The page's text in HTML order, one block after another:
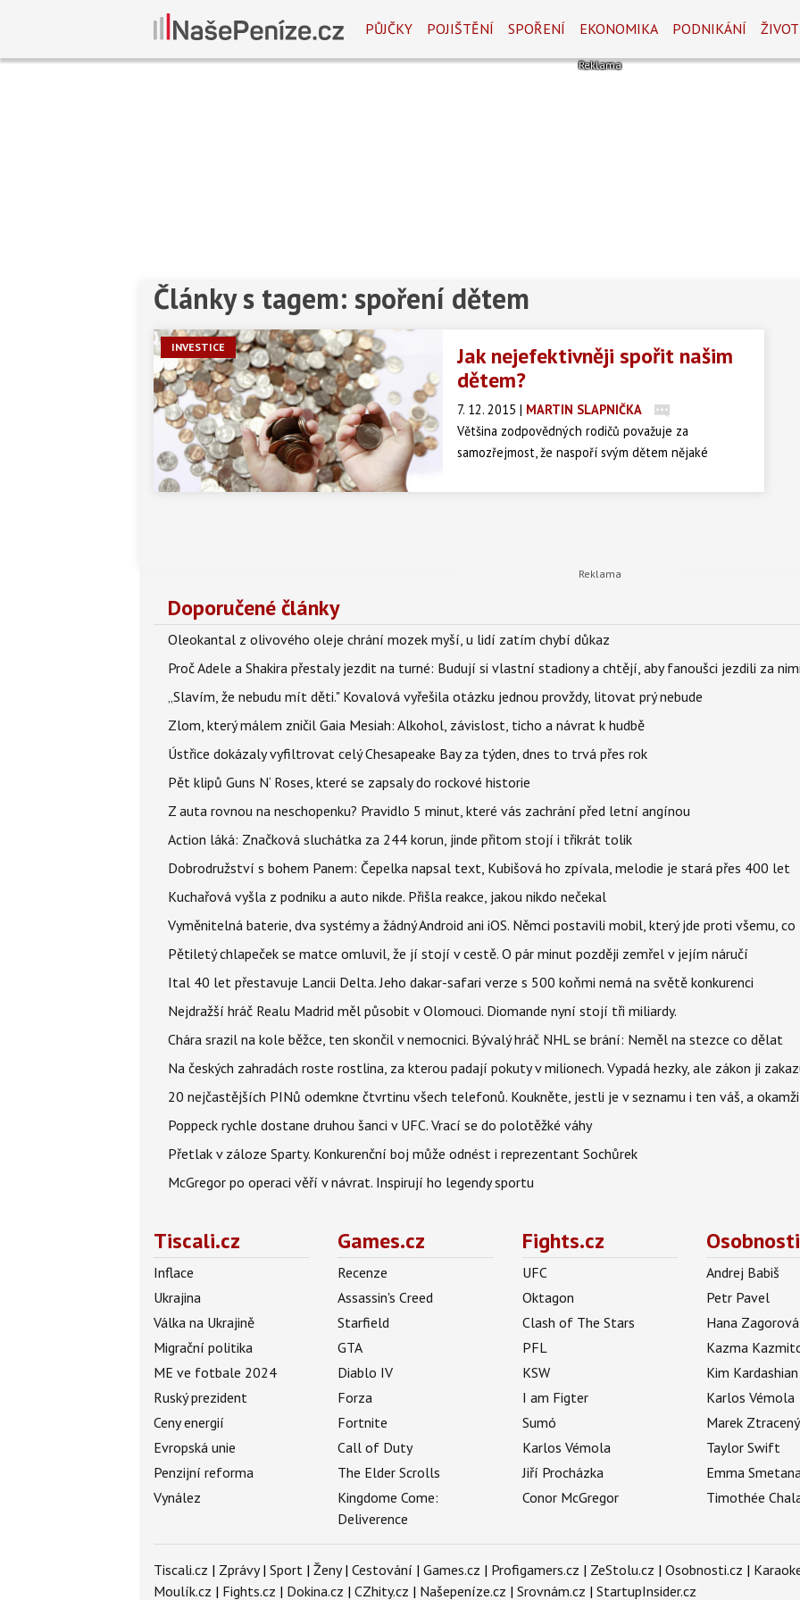
PŮJČKY POJIŠTĚNÍ SPOŘENÍ EKONOMIKA PODNIKÁNÍ
Články s tagem: spoření dětem
INVESTICE
Jak nejefektivněji spořit našim
dětem?
7. 12. 2015 | MARTIN SLAPNIČKA
Většina zodpovědných rodičů považuje za
samozřejmost, že naspoří svým dětem nějaké
v průběhu dětství šatí a živí, ale zároveň je připravují
Doporučené články
Oleokantal z olivového oleje chrání mozek myší, u lidí zatím chybí důkaz
Proč Adele a Shakira přestaly jezdit na turné: Budují si vlastní stadiony a chtějí, aby fanoušci jezdili za
„Slavím, že nebudu mít děti." Kovalová vyřešila otázku jednou provždy, litovat prý nebude
Zlom, který málem zničil Gaia Mesiah: Alkohol, závislost, ticho a návrat k hudbě
Ústřice dokázaly vyfiltrovat celý Chesapeake Bay za týden, dnes to trvá přes rok
Pět klipů Guns N‘ Roses, které se zapsaly do rockové historie
Z auta rovnou na neschopenku? Pravidlo 5 minut, které vás zachrání před letní angínou
Action láká: Značková sluchátka za 244 korun, jinde přitom stojí i třikrát tolik
Dobrodružství s bohem Panem: Čepelka napsal text, Kubišová ho zpívala, melodie je stará přes 400 let
Kuchařová vyšla z podniku a auto nikde. Přišla reakce, jakou nikdo nečekal
Vyměnitelná baterie, dva systémy a žádný Android ani iOS. Němci postavili mobil, který jde proti všemu,
Pětiletý chlapeček se matce omluvil, že jí stojí v cestě. O pár minut později zemřel v jejím náručí
Ital 40 let přestavuje Lancii Delta. Jeho dakar-safari verze s 500 koňmi nemá na světě konkurenci
Nejdražší hráč Realu Madrid měl působit v Olomouci. Diomande nyní stojí tři miliardy.
Chára srazil na kole běžce, ten skončil v nemocnici. Bývalý hráč NHL se brání: Neměl na stezce co dělat
Na českých zahradách roste rostlina, za kterou padají pokuty v milionech. Vypadá hezky, ale zákon ji
20 nejčastějších PINů odemkne čtvrtinu všech telefonů. Koukněte, jestli je v seznamu i ten váš, a
Poppeck rychle dostane druhou šanci v UFC. Vrací se do polotěžké váhy
Přetlak v záloze Sparty. Konkurenční boj může odnést i reprezentant Sochůrek
McGregor po operaci věří v návrat. Inspirují ho legendy sportu
Tiscali.cz
Inflace
Ukrajina
Válka na Ukrajině
Migrační politika
ME ve fotbale 2024
Ruský prezident
Ceny energií
Evropská unie
Penzijní reforma
Vynález
Games.cz
Recenze
Assassin's Creed
Starfield
GTA
Diablo IV
Forza
Fortnite
Call of Duty
The Elder Scrolls
Kingdome Come:
Deliverence
Fights.cz
UFC
Oktagon
Clash of The Stars
PFL
KSW
I am Figter
Sumó
Karlos Vémola
Jiří Procházka
Conor McGregor
Andrej Babiš
Petr Pavel
Hana Zagorová
Kazma
Kim Kardashian
Karlos Vémola
Marek Ztracený
Taylor Swift
Emma
Timothée
Tiscali.cz | Zprávy| Sport | Ženy| Cestování | Games.cz | Profigamers.cz | ZeStolu.cz | Osobnosti.cz |
Moulík.cz | Fights.cz | Dokina.cz | CZhity.cz | Našepeníze.cz | Srovnám.cz | StartupInsider.cz